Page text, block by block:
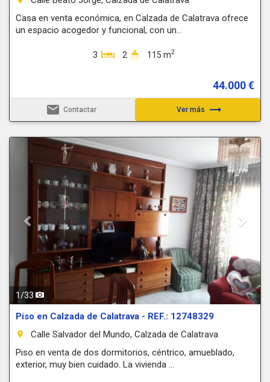
Casa en venta económica, en Calzada de Calatrava ofrece
un espacio acogedor y funcional, con un...
3 2 115 m2
44.000 €
email Contactar Ver más trending_flat
Previous Next
1/33
Piso en Calzada de Calatrava - REF.: 12748329
room
Calle Salvador del Mundo, Calzada de Calatrava
Piso en venta de dos dormitorios, céntrico, amueblado,
exterior, muy bien cuidado. La vivienda ...